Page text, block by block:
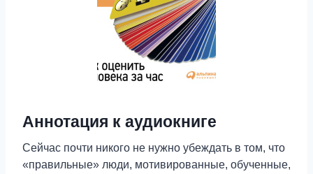
Аннотация к аудиокниге
Сейчас почти никого не нужно убеждать в том, что
«правильные» люди, мотивированные, обученные,